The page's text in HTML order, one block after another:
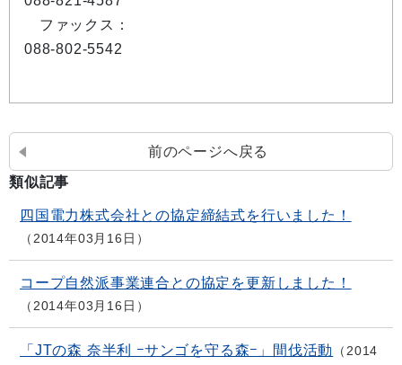
ファックス：
088-802-5542
前のページへ戻る
類似記事
四国電力株式会社との協定締結式を行いました！
2014年03月16日
コープ自然派事業連合との協定を更新しました！
2014年03月16日
「JTの森 奈半利 −サンゴを守る森−」間伐活動
2014